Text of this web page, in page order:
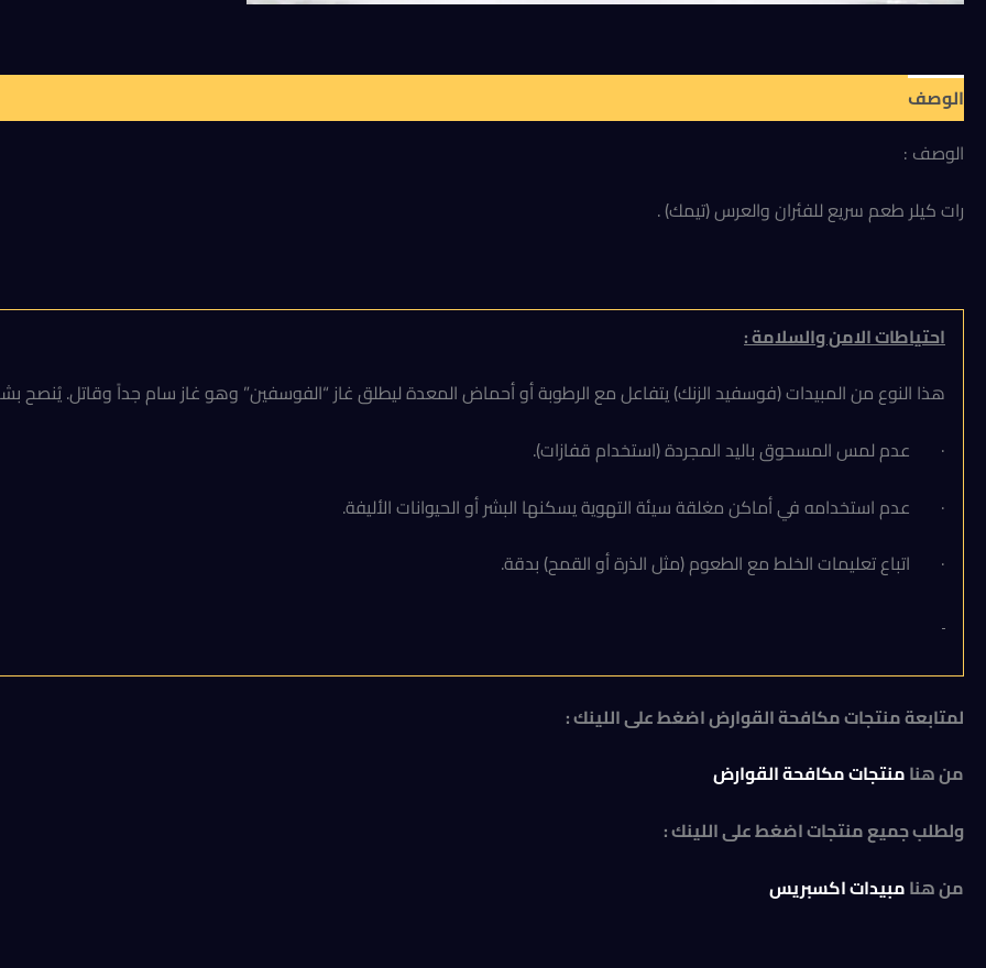
الوصف
الوصف :
رات كيلر طعم سريع للفئران والعرس (تيمك) .
احتياطات الامن والسلامة :
هذا النوع من المبيدات (فوسفيد الزنك) يتفاعل مع الرطوبة أو أحماض المعدة ليطلق غاز “الفوسفين” وهو غاز سام جداً وقاتل. يُنصح
· عدم لمس المسحوق باليد المجردة (استخدام قفازات).
· عدم استخدامه في أماكن مغلقة سيئة التهوية يسكنها البشر أو الحيوانات الأليفة.
· اتباع تعليمات الخلط مع الطعوم (مثل الذرة أو القمح) بدقة.
لمتابعة منتجات مكافحة القوارض اضغط على اللينك :
من هنامنتجات مكافحة القوارض
ولطلب جميع منتجات اضغط على اللينك :
من هنامبيدات اكسبريس